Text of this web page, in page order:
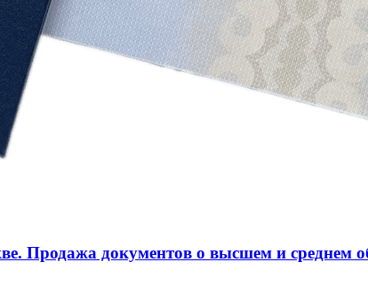
Продажа документов о высшем и среднем